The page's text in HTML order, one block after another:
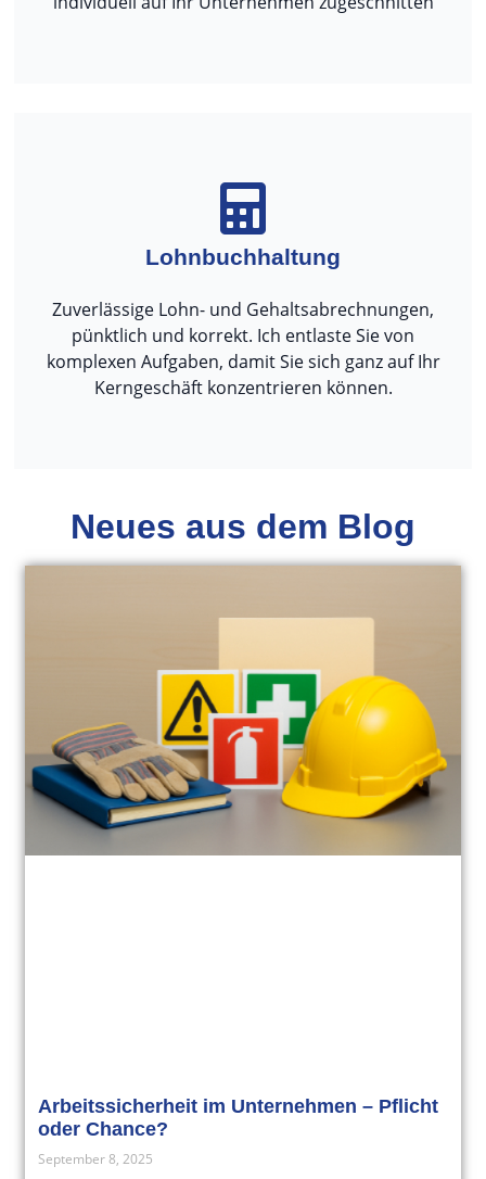
Lohnbuchhaltung
Zuverlässige Lohn- und Gehaltsabrechnungen,
pünktlich und korrekt. Ich entlaste Sie von
komplexen Aufgaben, damit Sie sich ganz auf Ihr
Kerngeschäft konzentrieren können.
Neues aus dem Blog
Arbeitssicherheit im Unternehmen – Pflicht
oder Chance?
September 8, 2025